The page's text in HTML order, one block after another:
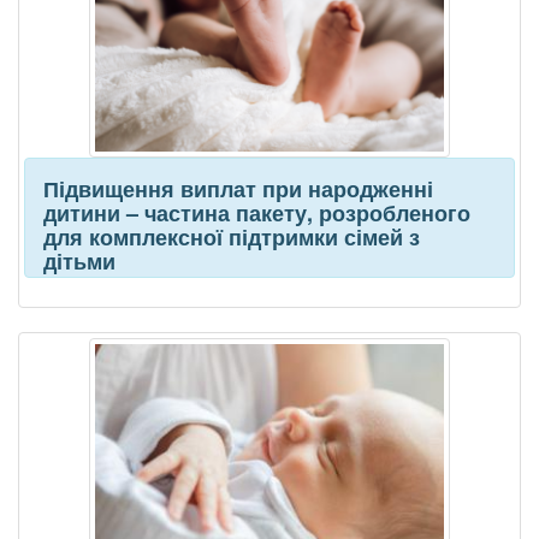
Підвищення виплат при народженні
дитини – частина пакету, розробленого
для комплексної підтримки сімей з
дітьми